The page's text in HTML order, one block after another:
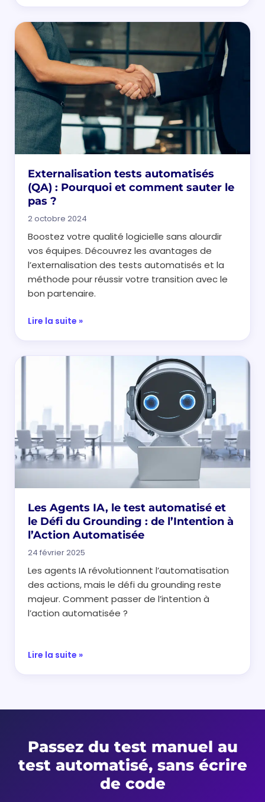
Externalisation tests automatisés
(QA) : Pourquoi et comment sauter le
pas ?
2 octobre 2024
Boostez votre qualité logicielle sans alourdir
vos équipes. Découvrez les avantages de
l’externalisation des tests automatisés et la
méthode pour réussir votre transition avec le
bon partenaire.
Lire la suite »
Les Agents IA, le test automatisé et
le Défi du Grounding : de l’Intention à
l’Action Automatisée
24 février 2025
Les agents IA révolutionnent l’automatisation
des actions, mais le défi du grounding reste
majeur. Comment passer de l’intention à
l’action automatisée ?
Lire la suite »
Passez du test manuel au
test automatisé, sans écrire
de code